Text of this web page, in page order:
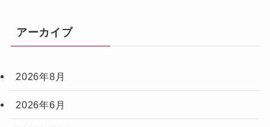
アーカイブ
2026年8月
2026年6月